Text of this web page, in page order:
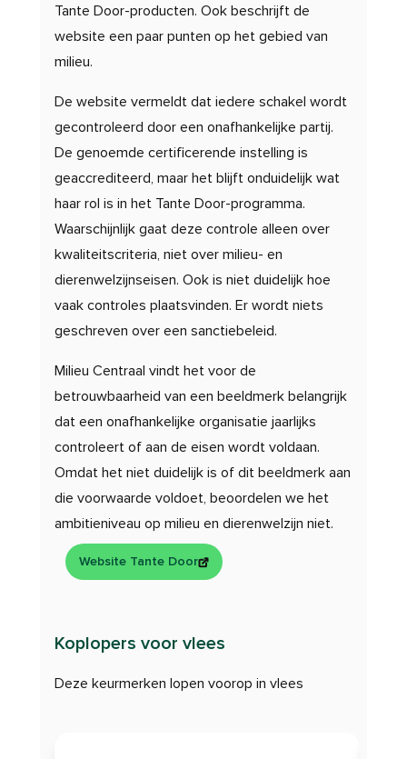
Tante Door-producten. Ook beschrijft de
website een paar punten op het gebied van
milieu.
De website vermeldt dat iedere schakel wordt
gecontroleerd door een onafhankelijke partij.
De genoemde certificerende instelling is
geaccrediteerd, maar het blijft onduidelijk wat
haar rol is in het Tante Door-programma.
Waarschijnlijk gaat deze controle alleen over
kwaliteitscriteria, niet over milieu- en
dierenwelzijnseisen. Ook is niet duidelijk hoe
vaak controles plaatsvinden. Er wordt niets
geschreven over een sanctiebeleid.
Milieu Centraal vindt het voor de
betrouwbaarheid van een beeldmerk belangrijk
dat een onafhankelijke organisatie jaarlijks
controleert of aan de eisen wordt voldaan.
Omdat het niet duidelijk is of dit beeldmerk aan
die voorwaarde voldoet, beoordelen we het
ambitieniveau op milieu en dierenwelzijn niet.
Website Tante Door
Koplopers voor vlees
Deze keurmerken lopen voorop in vlees